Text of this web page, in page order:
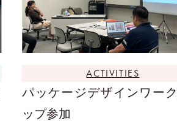
ACTIVITIES
パッケージデザインワー
ップ参加